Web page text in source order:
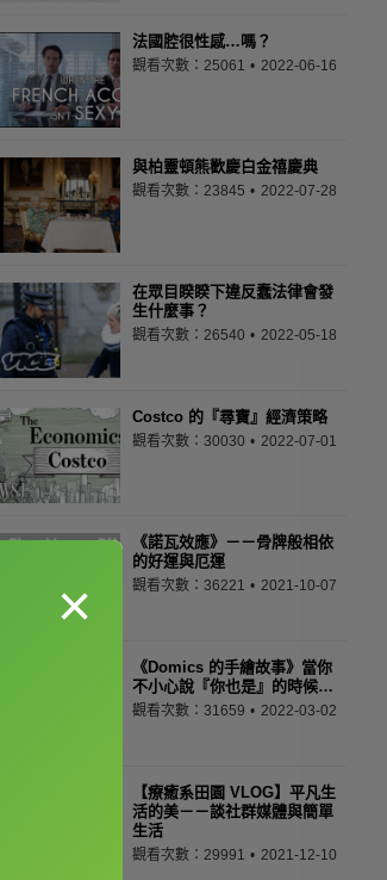
法國腔很性感…嗎？
觀看次數：25061 2022-06-16
與柏靈頓熊歡慶白金禧慶典
觀看次數：23845 2022-07-28
在眾目睽睽下違反蠢法律會發
生什麼事？
觀看次數：26540 2022-05-18
Costco 的『尋寶』經濟策略
觀看次數：30030 2022-07-01
《諾瓦效應》－－骨牌般相依
的好運與厄運
觀看次數：36221 2021-10-07
《Domics 的手繪故事》當你
不小心說『你也是』的時候…
觀看次數：31659 2022-03-02
【療癒系田園 VLOG】平凡生
活的美－－談社群媒體與簡單
生活
觀看次數：29991 2021-12-10
×